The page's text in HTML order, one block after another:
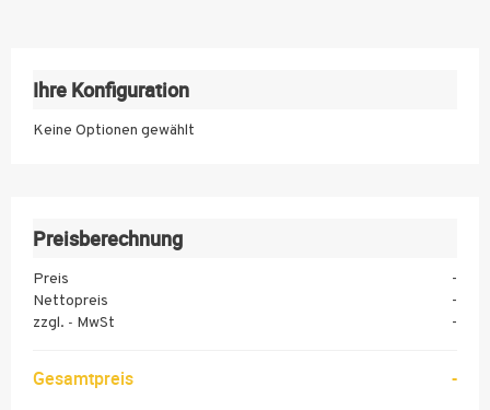
11
13
Ihre Konfiguration
Keine Optionen gewählt
Preisberechnung
Preis
-
Nettopreis
-
zzgl. - MwSt -
Gesamtpreis -